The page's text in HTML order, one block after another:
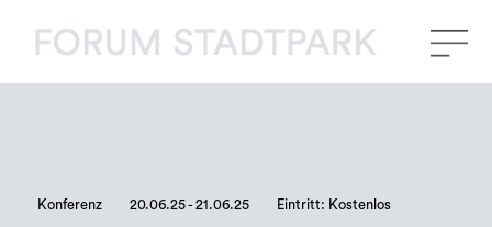
Konferenz 20.06.25 - 21.06.25 Eintritt: Kostenlos